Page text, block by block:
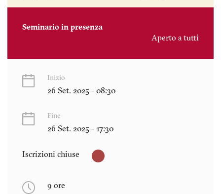
Seminario in presenza
Aperto a tutti
Inizio
26 Set. 2025 - 08:30
Fine
26 Set. 2025 - 17:30
Iscrizioni chiuse
9 ore